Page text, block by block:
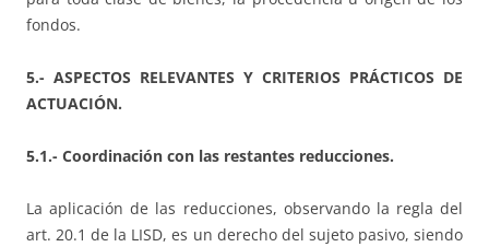
fondos.
5.- ASPECTOS RELEVANTES Y CRITERIOS PRÁCTICOS DE
ACTUACIÓN.
5.1.- Coordinación con las restantes reducciones.
La aplicación de las reducciones, observando la regla del
art. 20.1 de la LISD, es un derecho del sujeto pasivo, siendo